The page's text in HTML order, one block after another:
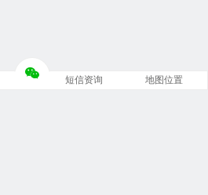
短信资询 地图位置